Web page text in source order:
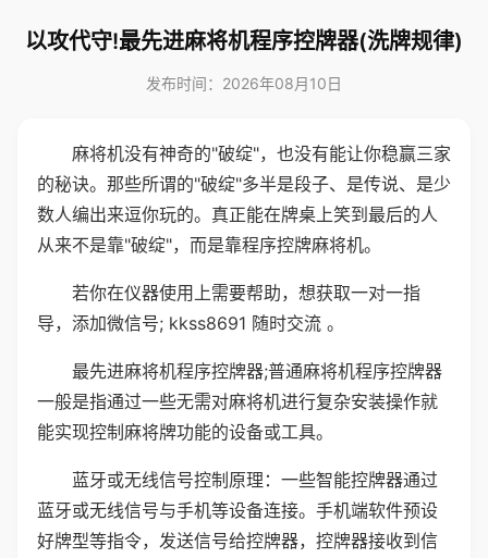
以攻代守!最先进麻将机程序控牌器(洗牌规律)
发布时间：2026年08月10日
麻将机没有神奇的"破绽"，也没有能让你稳赢三家
的秘诀。那些所谓的"破绽"多半是段子、是传说、是少
数人编出来逗你玩的。真正能在牌桌上笑到最后的人
从来不是靠"破绽"，而是靠程序控牌麻将机。
若你在仪器使用上需要帮助，想获取一对一指
导，添加微信号; kkss8691 随时交流 。
最先进麻将机程序控牌器;普通麻将机程序控牌器
一般是指通过一些无需对麻将机进行复杂安装操作就
能实现控制麻将牌功能的设备或工具。
蓝牙或无线信号控制原理：一些智能控牌器通过
蓝牙或无线信号与手机等设备连接。手机端软件预设
好牌型等指令，发送信号给控牌器，控牌器接收到信